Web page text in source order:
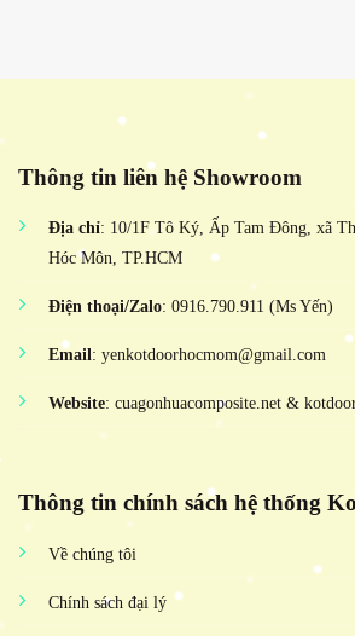
Thông tin liên hệ Showroom
Địa chỉ: 10/1F Tô Ký, Ấp Tam Đông, xã
Hóc Môn, TP.HCM
Điện thoại/Zalo: 0916.790.911 (Ms Yến)
Email: yenkotdoorhocmom@gmail.com
Website: cuagonhuacomposite.net &
Thông tin chính sách hệ thống
Về chúng tôi
Chính sách đại lý